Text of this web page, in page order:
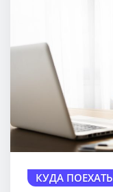
КУДА ПОЕХАТЬ